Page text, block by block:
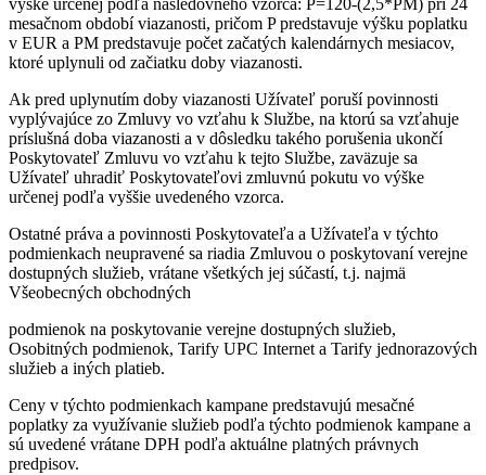
výške určenej podľa nasledovného vzorca: P=120-(2,5*PM) pri 24
mesačnom období viazanosti, pričom P predstavuje výšku poplatku
v EUR a PM predstavuje počet začatých kalendárnych mesiacov,
ktoré uplynuli od začiatku doby viazanosti.
Ak pred uplynutím doby viazanosti Užívateľ poruší povinnosti
vyplývajúce zo Zmluvy vo vzťahu k Službe, na ktorú sa vzťahuje
príslušná doba viazanosti a v dôsledku takého porušenia ukončí
Poskytovateľ Zmluvu vo vzťahu k tejto Službe, zaväzuje sa
Užívateľ uhradiť Poskytovateľovi zmluvnú pokutu vo výške
určenej podľa vyššie uvedeného vzorca.
Ostatné práva a povinnosti Poskytovateľa a Užívateľa v týchto
podmienkach neupravené sa riadia Zmluvou o poskytovaní verejne
dostupných služieb, vrátane všetkých jej súčastí, t.j. najmä
Všeobecných obchodných
podmienok na poskytovanie verejne dostupných služieb,
Osobitných podmienok, Tarify UPC Internet a Tarify jednorazových
služieb a iných platieb.
Ceny v týchto podmienkach kampane predstavujú mesačné
poplatky za využívanie služieb podľa týchto podmienok kampane a
sú uvedené vrátane DPH podľa aktuálne platných právnych
predpisov.